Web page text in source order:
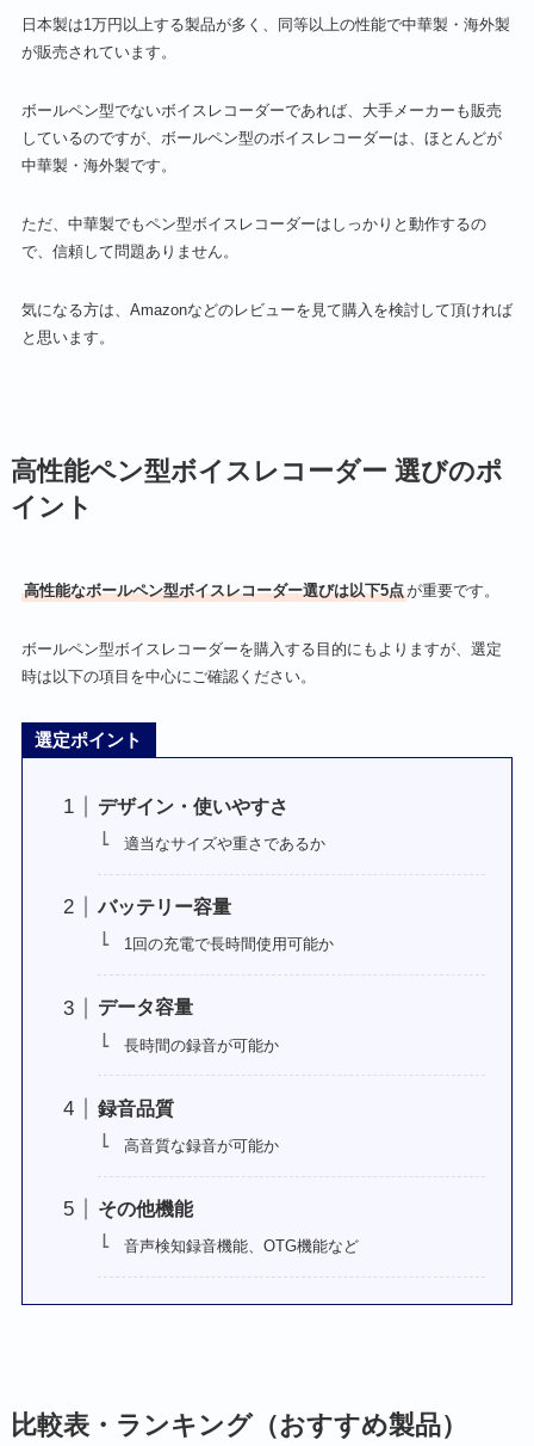
日本製は1万円以上する製品が多く、同等以上の性能で中華製・海外製
が販売されています。
ボールペン型でないボイスレコーダーであれば、大手メーカーも販売
しているのですが、ボールペン型のボイスレコーダーは、ほとんどが
中華製・海外製です。
ただ、中華製でもペン型ボイスレコーダーはしっかりと動作するの
で、信頼して問題ありません。
気になる方は、Amazonなどのレビューを見て購入を検討して頂ければ
と思います。
高性能ペン型ボイスレコーダー 選びのポ
イント
高性能なボールペン型ボイスレコーダー選びは以下5点が重要です。
ボールペン型ボイスレコーダーを購入する目的にもよりますが、選定
時は以下の項目を中心にご確認ください。
選定ポイント
デザイン・使いやすさ
適当なサイズや重さであるか
バッテリー容量
1回の充電で長時間使用可能か
データ容量
長時間の録音が可能か
録音品質
高音質な録音が可能か
その他機能
音声検知録音機能、OTG機能など
比較表・ランキング（おすすめ製品）